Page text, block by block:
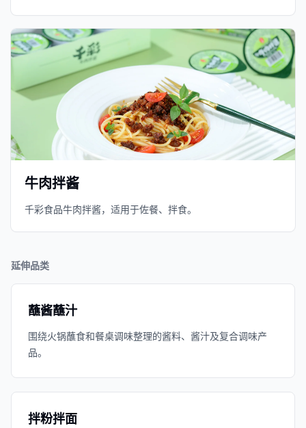
牛肉拌酱
千彩食品牛肉拌酱，适用于佐餐、拌食。
延伸品类
蘸酱蘸汁
围绕火锅蘸食和餐桌调味整理的酱料、酱汁及复合调味产
品。
拌粉拌面